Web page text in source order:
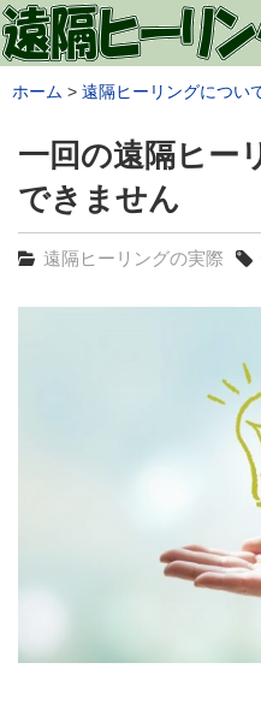
ホーム 遠隔ヒーリングについ
一回の遠隔ヒー
できません
遠隔ヒーリングの実際